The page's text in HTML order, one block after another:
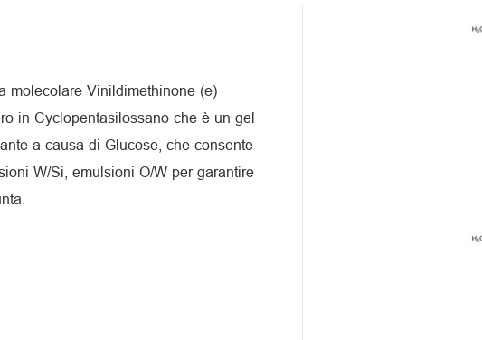
molecolare Vinildimethinone (e)
in Cyclopentasilossano che è un gel
a causa di Glucose, che consente
W/Si, emulsioni O/W per garantire